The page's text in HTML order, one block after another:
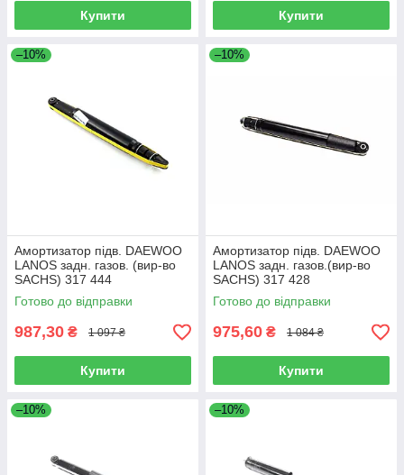
Купити Купити
–10%
Амортизатор підв. DAEWOO
LANOS задн. газов. (вир-во
SACHS) 317 444
Готово до відправки
987,30 ₴ 1 097 ₴
Купити
–10%
Амортизатор підв. DAEWOO
LANOS задн. газов.(вир-во
SACHS) 317 428
Готово до відправки
975,60 ₴ 1 084 ₴
Купити
–10% –10%